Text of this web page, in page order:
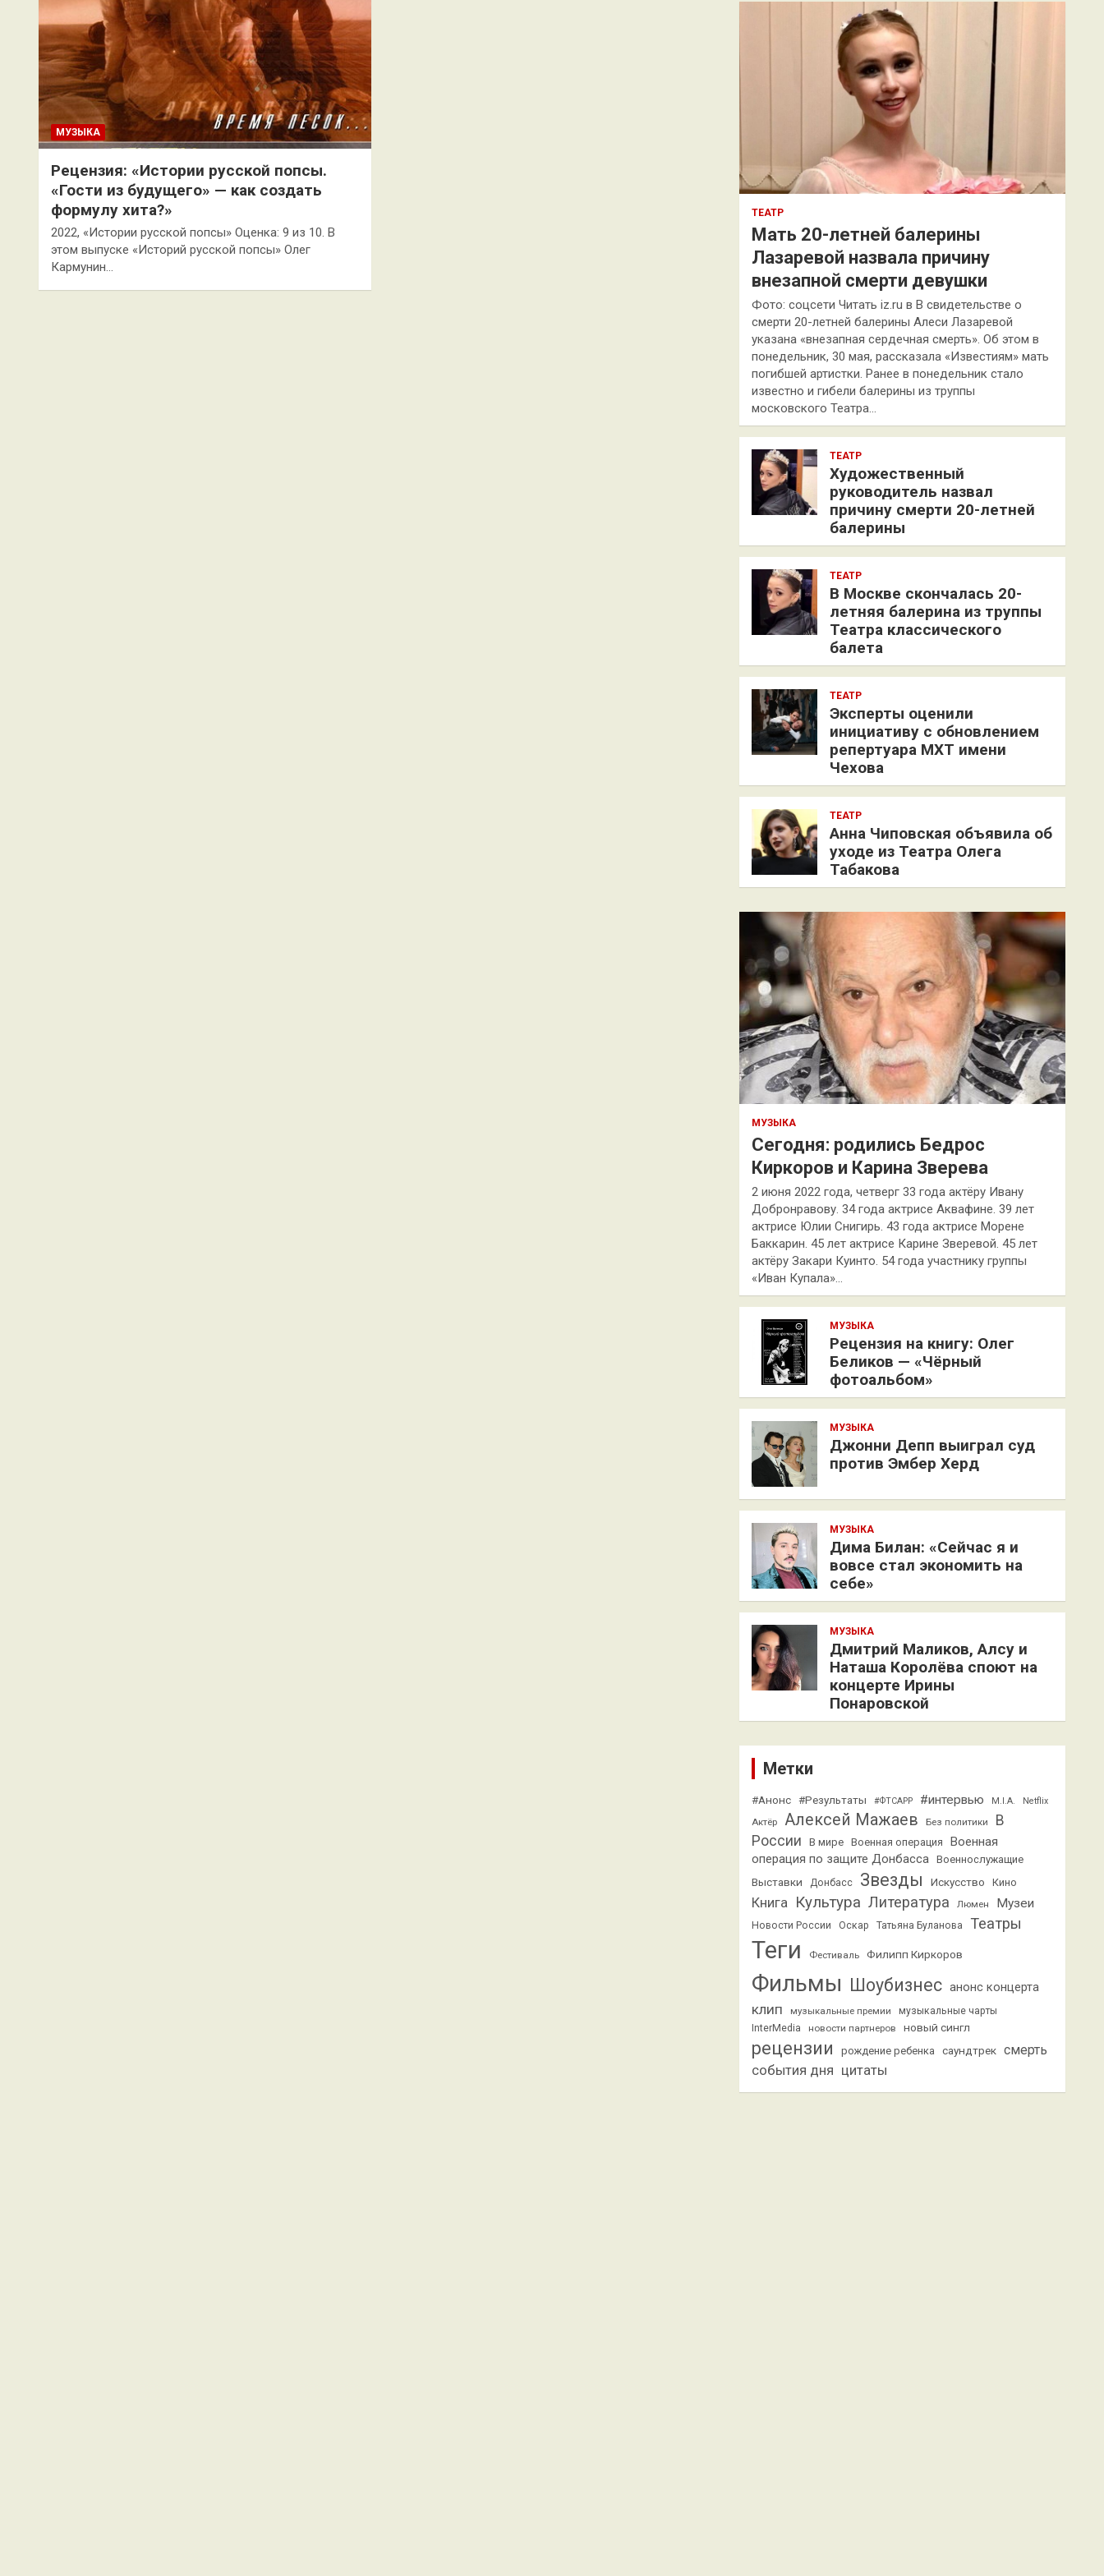
МУЗЫКА
Рецензия: «Истории русской попсы.
«Гости из будущего» — как создать
формулу хита?»
2022, «Истории русской попсы» Оценка: 9 из 10. В
этом выпуске «Историй русской попсы» Олег
Кармунин…
к
ТЕАТР
Мать 20-летней балерины
Лазаревой назвала причину
внезапной смерти девушки
Фото: соцсети Читать iz.ru в В свидетельстве о
смерти 20-летней балерины Алеси Лазаревой
указана «внезапная сердечная смерть». Об этом в
понедельник, 30 мая, рассказала «Известиям» мать
погибшей артистки. Ранее в понедельник стало
известно и гибели балерины из труппы
московского Театра…
ТЕАТР
Художественный
руководитель назвал
причину смерти 20-летней
балерины
ТЕАТР
В Москве скончалась 20-
летняя балерина из труппы
Театра классического
балета
ТЕАТР
Эксперты оценили
инициативу с обновлением
репертуара МХТ имени
Чехова
ТЕАТР
Анна Чиповская объявила об
уходе из Театра Олега
Табакова
МУЗЫКА
Сегодня: родились Бедрос
Киркоров и Карина Зверева
2 июня 2022 года, четверг 33 года актёру Ивану
Добронравову. 34 года актрисе Аквафине. 39 лет
актрисе Юлии Снигирь. 43 года актрисе Морене
Баккарин. 45 лет актрисе Карине Зверевой. 45 лет
актёру Закари Куинто. 54 года участнику группы
«Иван Купала»…
МУЗЫКА
Рецензия на книгу: Олег
Беликов — «Чёрный
фотоальбом»
МУЗЫКА
Джонни Депп выиграл суд
против Эмбер Херд
МУЗЫКА
Дима Билан: «Сейчас я и
вовсе стал экономить на
себе»
МУЗЫКА
Дмитрий Маликов, Алсу и
Наташа Королёва споют на
концерте Ирины
Понаровской
Метки
#Анонс #Результаты #ФТСАРР #интервью M.I.A. Netflix
Актёр Алексей Мажаев Без политики
В
России
В мире Военная операция
Военная
операция по защите Донбасса
Военнослужащие
Выставки Донбасс Звезды Искусство Кино
Книга Культура Литература Люмен Музеи
Новости России Оскар Татьяна Буланова Театры
Теги Фестиваль Филипп Киркоров
Фильмы Шоубизнес анонс концерта
клип музыкальные премии
музыкальные чарты
InterMedia
новости партнеров новый сингл
рецензии рождение ребенка саундтрек смерть
события дня цитаты